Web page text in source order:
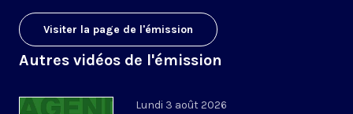
Visiter la page de l'émission
Autres vidéos de l'émission
Lundi 3 août 2026